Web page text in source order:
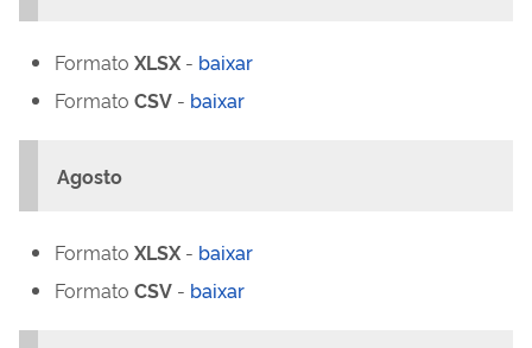
Formato XLSX - baixar
Formato CSV - baixar
Agosto
Formato XLSX - baixar
Formato CSV - baixar